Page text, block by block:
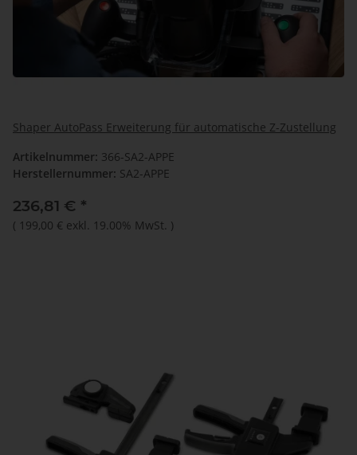
Shaper AutoPass Erweiterung für automatische Z-Zustellung
Artikelnummer: 366-SA2-APPE
Herstellernummer: SA2-APPE
236,81 € *
( 199,00 € exkl. 19.00% MwSt. )